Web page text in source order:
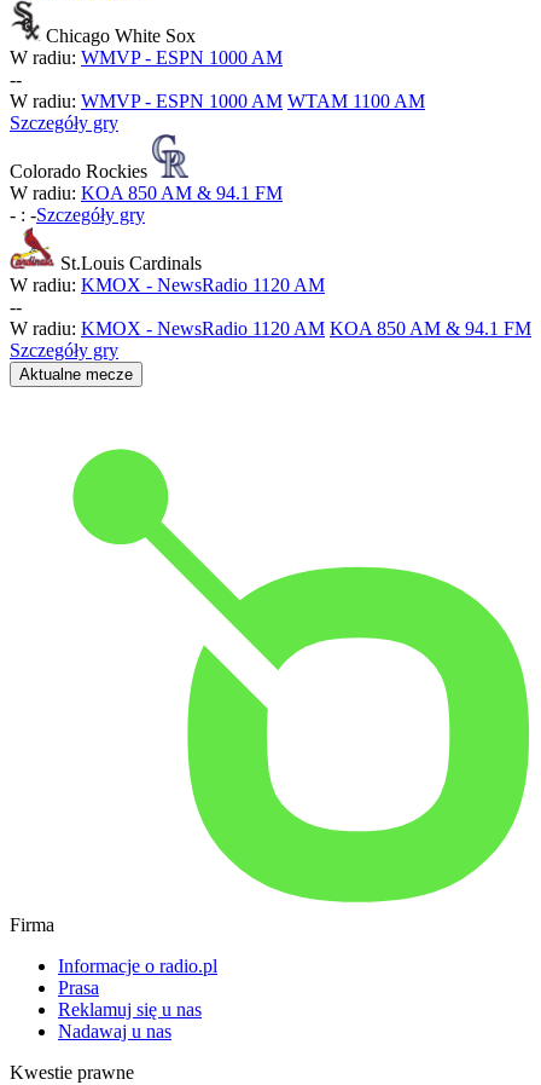
Chicago White Sox
W radiu: WMVP - ESPN 1000 AM
--
W radiu: WMVP - ESPN 1000 AM WTAM 1100 AM
Szczegóły gry
Colorado Rockies
W radiu: KOA 850 AM & 94.1 FM
- : -Szczegóły gry
St.Louis Cardinals
W radiu: KMOX - NewsRadio 1120 AM
--
W radiu: KMOX - NewsRadio 1120 AM KOA 850 AM & 94.1 FM
Szczegóły gry
Aktualne mecze
Firma
Informacje o radio.pl
Prasa
Reklamuj się u nas
Nadawaj u nas
Kwestie prawne